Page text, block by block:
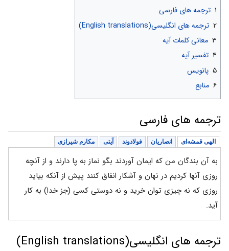
۱ ترجمه های فارسی
۲ ترجمه های انگلیسی(English translations)
۳ معانی کلمات آیه
۴ تفسیر آیه
۵ پانویس
۶ منابع
ترجمه های فارسی
الهی قمشه‌ای انصاریان فولادوند آیتی مکارم شیرازی
به آن بندگان من که ایمان آوردند بگو نماز به پا دارند و از آنچه
روزی آنها کردیم در نهان و آشکار انفاق کنند پیش از آنکه بیاید
روزی که نه چیزی توان خرید و نه دوستی کسی (جز خدا) به کار
آید.
ترجمه های انگلیسی(English translations)